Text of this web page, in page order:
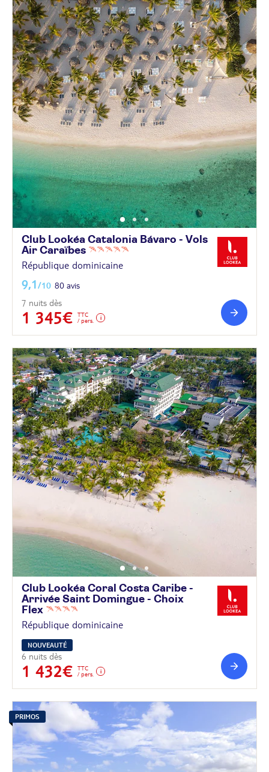
Club Lookéa Catalonia Bávaro - Vols
Air Caraïbes
République dominicaine
9,1/10 80 avis
7 nuits dès
1 345€
TTC
/ pers.
Club Lookéa Coral Costa Caribe -
Arrivée Saint Domingue - Choix
Flex
République dominicaine
NOUVEAUTÉ
6 nuits dès
1 432€
TTC
/ pers.
PRIMOS